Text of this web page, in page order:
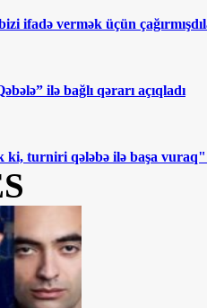
ŞOK
bu
bilməz"
ifadə vermək üçün
ilə bağlı qərarı açıqladı
ki, turniri qələbə ilə başa